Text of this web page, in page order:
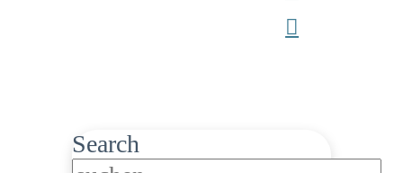
Search